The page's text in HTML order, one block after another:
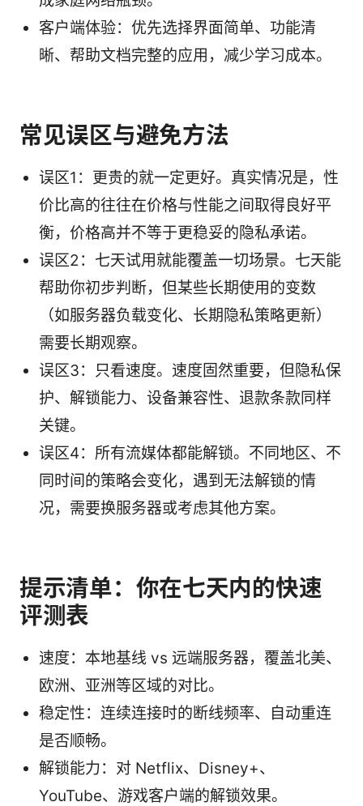
客户端体验：优先选择界面简单、功能清
晰、帮助文档完整的应用，减少学习成本。
常见误区与避免方法
误区1：更贵的就一定更好。真实情况是，性
价比高的往往在价格与性能之间取得良好平
衡，价格高并不等于更稳妥的隐私承诺。
误区2：七天试用就能覆盖一切场景。七天能
帮助你初步判断，但某些长期使用的变数
（如服务器负载变化、长期隐私策略更新）
需要长期观察。
误区3：只看速度。速度固然重要，但隐私保
护、解锁能力、设备兼容性、退款条款同样
关键。
误区4：所有流媒体都能解锁。不同地区、不
同时间的策略会变化，遇到无法解锁的情
况，需要换服务器或考虑其他方案。
提示清单：你在七天内的快速
评测表
速度：本地基线 vs 远端服务器，覆盖北美、
欧洲、亚洲等区域的对比。
稳定性：连续连接时的断线频率、自动重连
是否顺畅。
解锁能力：对 Netflix、Disney+、
YouTube、游戏客户端的解锁效果。